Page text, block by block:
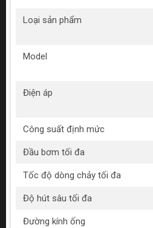
Loại sản phẩm
Model
Điện áp
Công suất định mức
Đầu bơm tối đa
Tốc độ dòng chảy tối đa
Độ hút sâu tối đa
Đường kính ống